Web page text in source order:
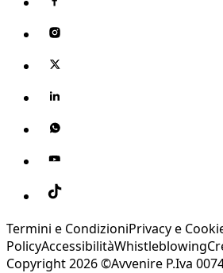
Termini e CondizioniPrivacy e
PolicyAccessibilitàWhistleblowing
Copyright 2026 ©Avvenire P.Iva